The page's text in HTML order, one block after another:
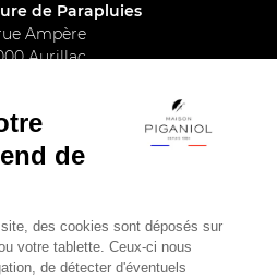
de Parapluies
Ampère
Aurillac
de
des cookies sont déposés sur
votre tablette. Ceux-ci nous
de détecter d'éventuels